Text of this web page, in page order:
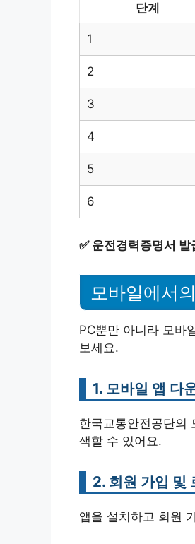
단계
1
2
3
4
5
6
✅ 운전경력증명서
모바일에서
PC뿐만 아니라 모바
보세요.
1. 모바일 앱 다
한국교통안전공단의
색할 수 있어요.
2. 회원 가입 및
앱을 설치하고 회원